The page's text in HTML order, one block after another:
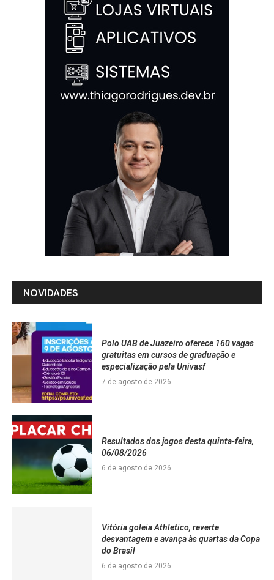
NOVIDADES
Polo UAB de Juazeiro oferece 160 vagas
gratuitas em cursos de graduação e
especialização pela Univasf
7 de agosto de 2026
Resultados dos jogos desta quinta-feira,
06/08/2026
6 de agosto de 2026
Vitória goleia Athletico, reverte
desvantagem e avança às quartas da Copa
do Brasil
6 de agosto de 2026